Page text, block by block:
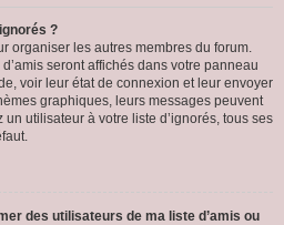
?
organiser les autres membres du forum.
seront affichés dans votre panneau
voir leur état de connexion et leur envoyer
graphiques, leurs messages peuvent
utilisateur à votre liste d’ignorés, tous ses
des utilisateurs de ma liste d’amis ou